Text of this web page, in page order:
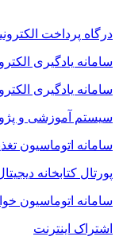
درگاه پرداخت
سامانه یادگیری
سامانه یادگیری
سیستم آموزشی و
سامانه اتوماسیون
پورتال کتابخانه
سامانه اتوماسیون
اشتراک اینترنت